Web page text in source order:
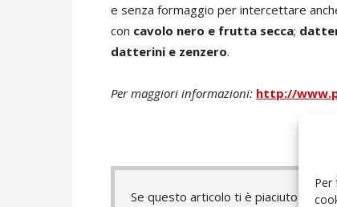
Per
e senza formaggio per intercettare
con cavolo nero e frutta secca;
datterini e zenzero.
Per maggiori informazioni: http://
Se questo articolo ti è piaciuto e